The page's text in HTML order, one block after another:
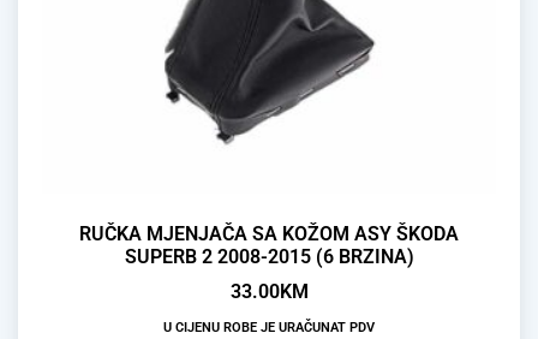
RUČKA MJENJAČA SA KOŽOM ASY ŠKODA
SUPERB 2 2008-2015 (6 BRZINA)
33.00KM
U CIJENU ROBE JE URAČUNAT PDV